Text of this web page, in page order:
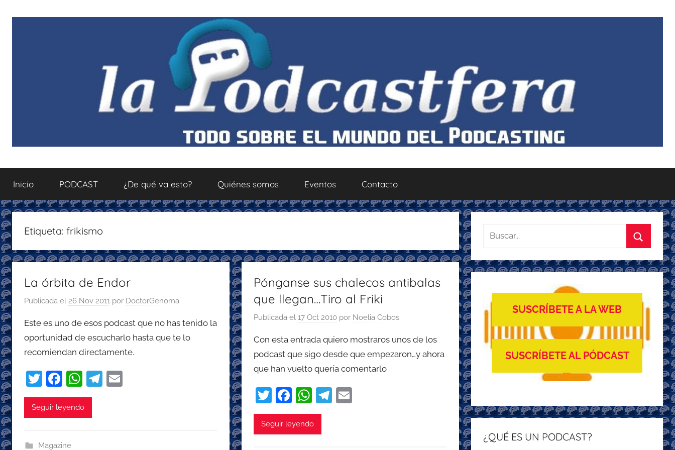
La
Podcastfera
sobre
el
del
con
recomendaciones
para
Inicio PODCAST ¿De qué va esto? Quiénes somos Eventos Contacto
Etiqueta: frikismo
La órbita de Endor
Publicada el 26 Nov 2011 por DoctorGenoma
Este es uno de esos podcast que no has tenido la
oportunidad de escucharlo hasta que te lo
recomiendan directamente.
T
w
itt
F
a
c
b
W
h
at
T
Seguir leyendo
Magazine
Pónganse sus chalecos antibalas
que llegan…Tiro al Friki
Publicada el17 Oct 2010 por Noelia Cobos
Con esta entrada quiero mostraros unos de los
podcast que sigo desde que empezaron…y ahora
que han vuelto quería comentarlo
T
w
itt
F
a
c
W
h
at
T
Seguir leyendo
Buscar:
Buscar
SUSCRÍBETE A LA WEB
SUSCRÍBETE AL PÓDCAST
¿QUÉ ES UN PODCAST?